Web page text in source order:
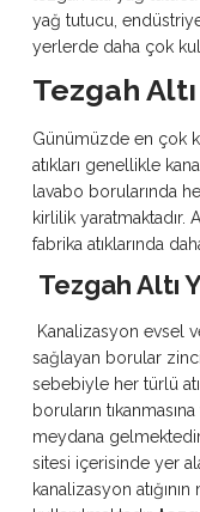
yağ tutucu,
yerlerde daha çok
Tezgah
Günümüzde en çok
atıkları genellikle
lavabo borularında
kirlilik
fabrika atıklarında
Tezgah Altı
Kanalizasyon evsel
sağlayan borular
sebebiyle her türlü
boruların
meydana
sitesi içerisinde yer
kanalizasyon